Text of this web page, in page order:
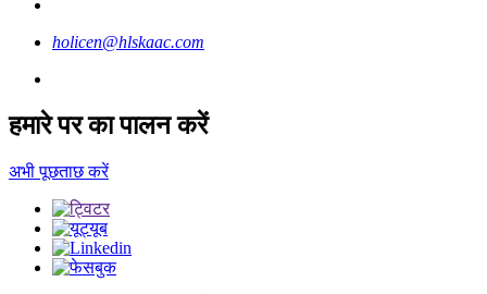
holicen@hlskaac.com
हमारे पर का पालन करें
अभी पूछताछ करें